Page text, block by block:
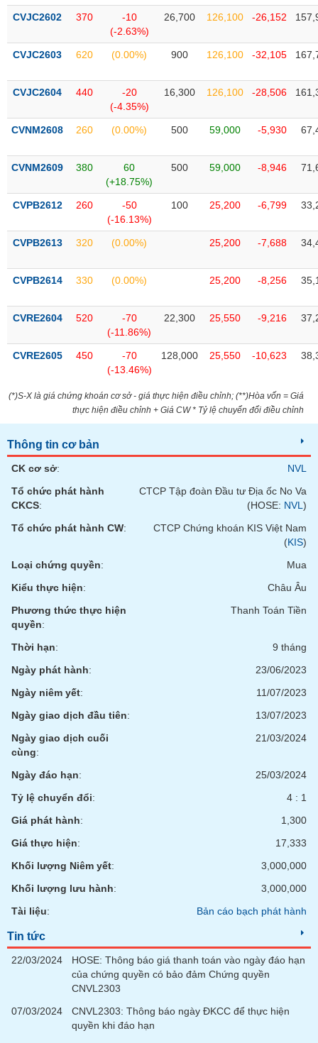
CVJC2602 370
-10
(-2.63%)
26,700 126,100 -26,152
CVJC2603 620 (0.00%) 900 126,100 -32,105
CVJC2604 440
-20
(-4.35%)
16,300 126,100 -28,506
CVNM2608 260 (0.00%) 500 59,000 -5,930
CVNM2609 380
60
(+18.75%)
500 59,000 -8,946
CVPB2612 260
-50
(-16.13%)
100 25,200 -6,799
CVPB2613 320 (0.00%) 25,200 -7,688
CVPB2614 330 (0.00%) 25,200 -8,256
CVRE2604 520
-70
(-11.86%)
22,300 25,550 -9,216
CVRE2605 450
-70
(-13.46%)
128,000 25,550 -10,623
(*)S-X là giá chứng khoán cơ sở - giá thực hiện điều chỉnh; (**)Hòa vốn = Giá
thực hiện điều chỉnh + Giá CW * Tỷ lệ chuyển đổi điều chỉnh
Thông tin cơ bản
CK cơ sở:
NVL
Tổ chức phát hành
CKCS:
CTCP Tập đoàn Đầu tư Địa ốc No Va
(HOSE: NVL )
Tổ chức phát hành CW:
CTCP Chứng khoán KIS Việt Nam
(KIS)
Loại chứng quyền:
Mua
Kiểu thực hiện:
Châu Âu
Phương thức thực hiện
quyền:
Thanh Toán Tiền
Thời hạn:
9 tháng
Ngày phát hành:
23/06/2023
Ngày niêm yết:
11/07/2023
Ngày giao dịch đầu tiên:
13/07/2023
Ngày giao dịch cuối
cùng:
21/03/2024
Ngày đáo hạn:
25/03/2024
Tỷ lệ chuyển đổi:
4 : 1
Giá phát hành:
1,300
Giá thực hiện:
17,333
Khối lượng Niêm yết:
3,000,000
Khối lượng lưu hành:
3,000,000
Tài liệu: Bản cáo bạch phát hành
Tin tức
22/03/2024
HOSE: Thông báo giá thanh toán vào ngày đáo hạn
của chứng quyền có bảo đảm Chứng quyền
CNVL2303
07/03/2024
CNVL2303: Thông báo ngày ĐKCC để thực hiện
quyền khi đáo hạn
chứng
khoán
Tất cả Cổ phiếu Chỉ số Chứng chỉ quỹ Chứng
Lãnh
(-)
Người nội bộ
tức
(-)
Bài
tác
(-)
Báo
cáo
tích
(-)
ngữ
(-)
(-)
Đào
tạo
Sách
tài
Công
đầu
tư
Truyền
tài
chính
Dữ